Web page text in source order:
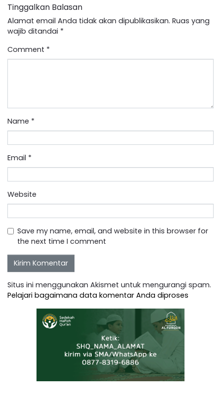
Tinggalkan Balasan
Alamat email Anda tidak akan dipublikasikan. Ruas yang
wajib ditandai *
Comment *
Name *
Email *
Website
Save my name, email, and website in this browser for
the next time I comment
Situs ini menggunakan Akismet untuk mengurangi spam.
Pelajari bagaimana data komentar Anda diproses